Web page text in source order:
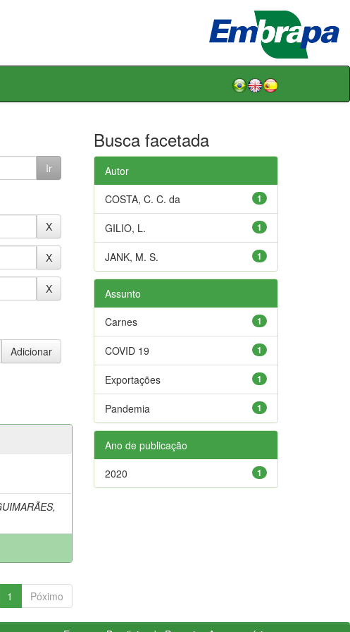
1 Póximo
Busca facetada
Autor
1
COSTA, C. C. da
1
GILIO, L.
1
JANK, M. S.
Assunto
1
Carnes
1
COVID 19
1
Exportações
1
Pandemia
Ano de publicação
1
2020